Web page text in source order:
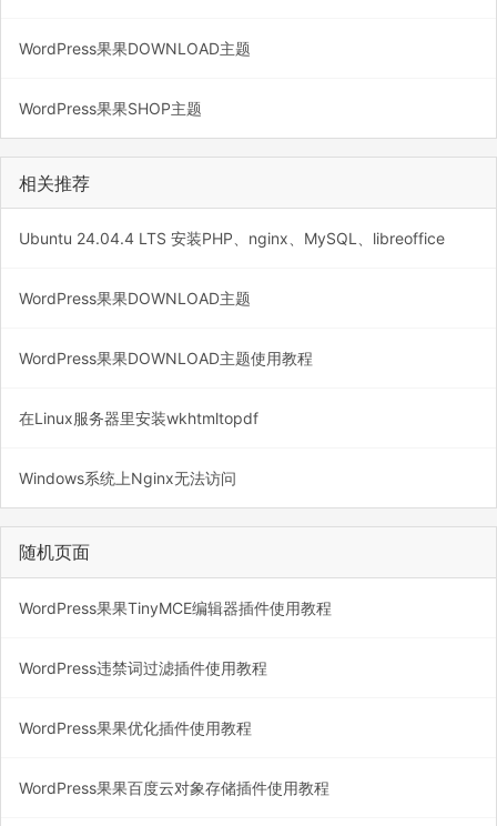
WordPress果果DOWNLOAD主题
WordPress果果SHOP主题
相关推荐
Ubuntu 24.04.4 LTS 安装PHP、nginx、MySQL、libreoffice
WordPress果果DOWNLOAD主题
WordPress果果DOWNLOAD主题使用教程
在Linux服务器里安装wkhtmltopdf
Windows系统上Nginx无法访问
随机页面
WordPress果果TinyMCE编辑器插件使用教程
WordPress违禁词过滤插件使用教程
WordPress果果优化插件使用教程
WordPress果果百度云对象存储插件使用教程